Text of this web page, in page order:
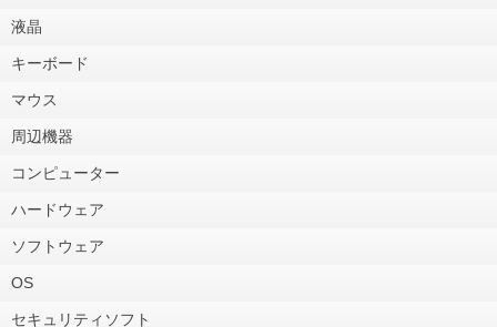
液晶
キーボード
マウス
周辺機器
コンピューター
ハードウェア
ソフトウェア
OS
セキュリティソフト